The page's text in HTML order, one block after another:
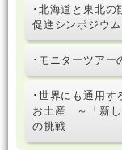
･北海道と東北の
促進シンポジウム
･モニターツアー
･世界にも通用す
お土産 ～「新し
の挑戦